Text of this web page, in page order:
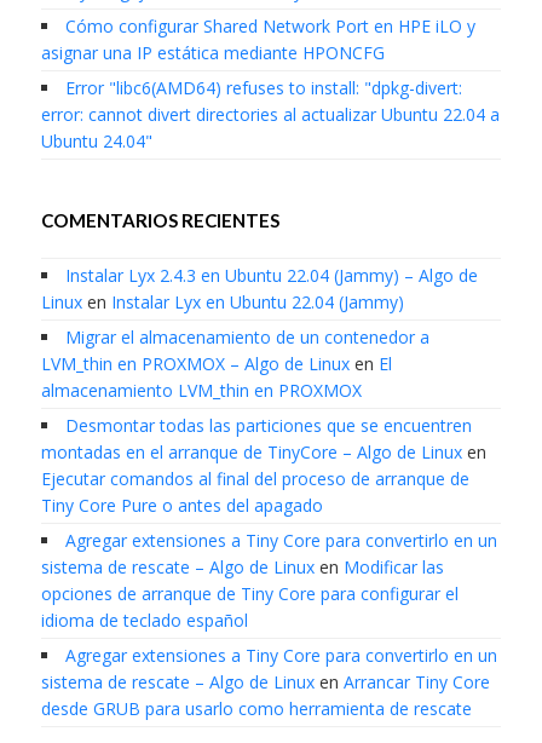
Cómo configurar Shared Network Port en HPE iLO y
asignar una IP estática mediante HPONCFG
Error "libc6(AMD64) refuses to install: "dpkg-divert:
error: cannot divert directories al actualizar Ubuntu 22.04 a
Ubuntu 24.04"
COMENTARIOS RECIENTES
Instalar Lyx 2.4.3 en Ubuntu 22.04 (Jammy) – Algo de
Linuxen Instalar Lyx en Ubuntu 22.04 (Jammy)
Migrar el almacenamiento de un contenedor a
LVM_thin en PROXMOX – Algo de Linuxen El
almacenamiento LVM_thin en PROXMOX
Desmontar todas las particiones que se encuentren
montadas en el arranque de TinyCore – Algo de Linuxen
Ejecutar comandos al final del proceso de arranque de
Tiny Core Pure o antes del apagado
Agregar extensiones a Tiny Core para convertirlo en un
sistema de rescate – Algo de Linuxen Modificar las
opciones de arranque de Tiny Core para configurar el
idioma de teclado español
Agregar extensiones a Tiny Core para convertirlo en un
sistema de rescate – Algo de Linuxen Arrancar Tiny Core
desde GRUB para usarlo como herramienta de rescate